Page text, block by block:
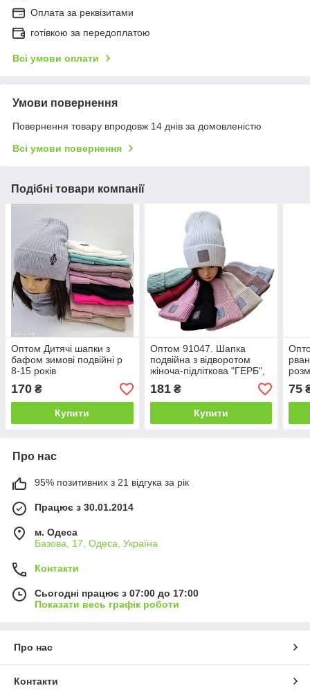
Оплата за реквізитами
готівкою за передоплатою
Всі умови оплати
Умови повернення
Повернення товару впродовж 14 днів за домовленістю
Всі умови повернення
Подібні товари компанії
Оптом Дитячі шапки з
бафом зимові подвійні р
8-15 років
170 ₴
Купити
Оптом 91047. Шапка
подвійна з відворотом
жіноча-підліткова "ГЕРБ",
різні кольори, 5-60 років
181₴
Купити
75
Про нас
95% позитивних з 21 відгука за рік
Працює з 30.01.2014
м. Одеса
Базова, 17, Одеса, Україна
Контакти
Сьогодні працює з 07:00 до 17:00
Показати весь графік роботи
Про нас
Контакти